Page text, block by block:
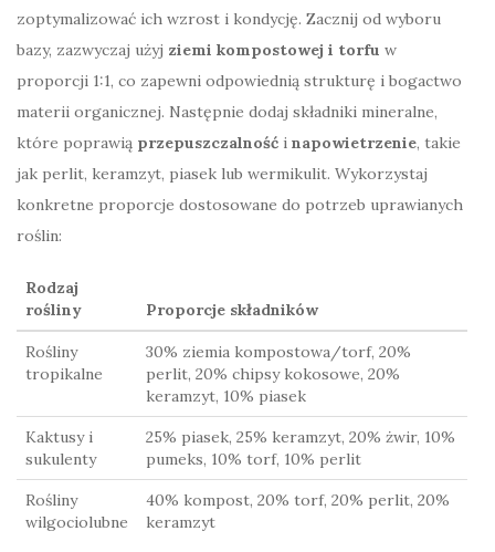
zoptymalizować ich wzrost i kondycję. Zacznij od wyboru
bazy, zazwyczaj użyj ziemi kompostowej i torfu w
proporcji 1:1, co zapewni odpowiednią strukturę i bogactwo
materii organicznej. Następnie dodaj składniki mineralne,
które poprawią przepuszczalność i napowietrzenie, takie
jak perlit, keramzyt, piasek lub wermikulit. Wykorzystaj
konkretne proporcje dostosowane do potrzeb uprawianych
roślin:
Rodzaj
rośliny
Proporcje składników
Rośliny
tropikalne
30% ziemia kompostowa/torf, 20%
perlit, 20% chipsy kokosowe, 20%
keramzyt, 10% piasek
Kaktusy i
sukulenty
25% piasek, 25% keramzyt, 20% żwir, 10%
pumeks, 10% torf, 10% perlit
Rośliny
wilgociolubne
40% kompost, 20% torf, 20% perlit, 20%
keramzyt